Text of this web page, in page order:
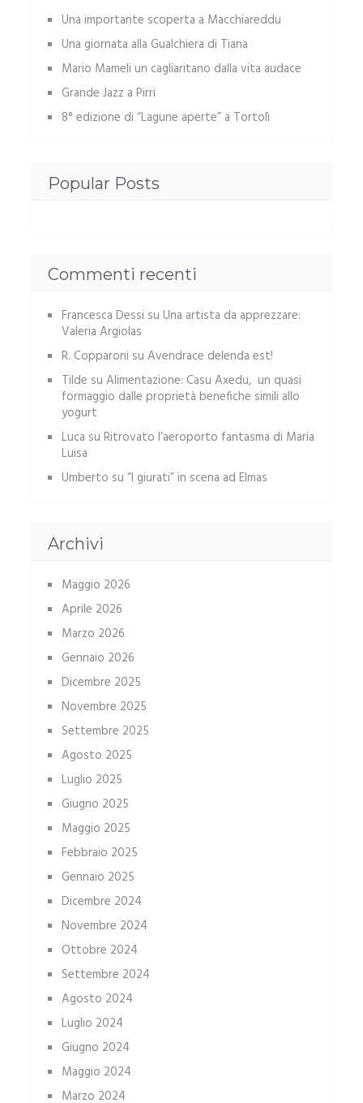
Una importante scoperta a Macchiareddu
Una giornata alla Gualchiera di Tiana
Mario Mameli un cagliaritano dalla vita audace
Grande Jazz a Pirri
8° edizione di “Lagune aperte” a Tortolì
Popular Posts
Commenti recenti
Francesca Dessi su Una artista da apprezzare:
Valeria Argiolas
R. Copparoni su Avendrace delenda est!
Tilde su Alimentazione: Casu Axedu, un quasi
formaggio dalle proprietà benefiche simili allo
yogurt
Luca su Ritrovato l’aeroporto fantasma di Maria
Luisa
Umberto su “I giurati” in scena ad Elmas
Archivi
Maggio 2026
Aprile 2026
Marzo 2026
Gennaio 2026
Dicembre 2025
Novembre 2025
Settembre 2025
Agosto 2025
Luglio 2025
Giugno 2025
Maggio 2025
Febbraio 2025
Gennaio 2025
Dicembre 2024
Novembre 2024
Ottobre 2024
Settembre 2024
Agosto 2024
Luglio 2024
Giugno 2024
Maggio 2024
Marzo 2024